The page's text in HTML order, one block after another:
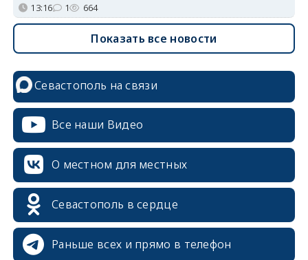
13:16 1 664
Показать все новости
Севастополь на связи
Все наши Видео
О местном для местных
Севастополь в сердце
Раньше всех и прямо в телефон